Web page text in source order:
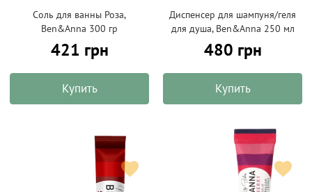
Соль для ванны Роза,
Ben&Anna 300 гр
421 грн
Купить
Диспенсер для шампуня/геля
для душа, Ben&Anna 250 мл
480 грн
Купить